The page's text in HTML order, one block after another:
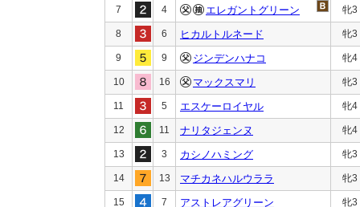
7 4 エレガントグリーン 牝3
8 6 ヒカルトルネード 牝3
9 9 ジンデンハナコ 牝4
10 16 マックスマリ 牝3
11 5 エスケーロイヤル 牝4
12 11 ナリタジェンヌ 牝4
13 3 カシノハミング 牝3
14 13 マチカネハルウララ 牝3
15 7 アストレアグリーン 牝3